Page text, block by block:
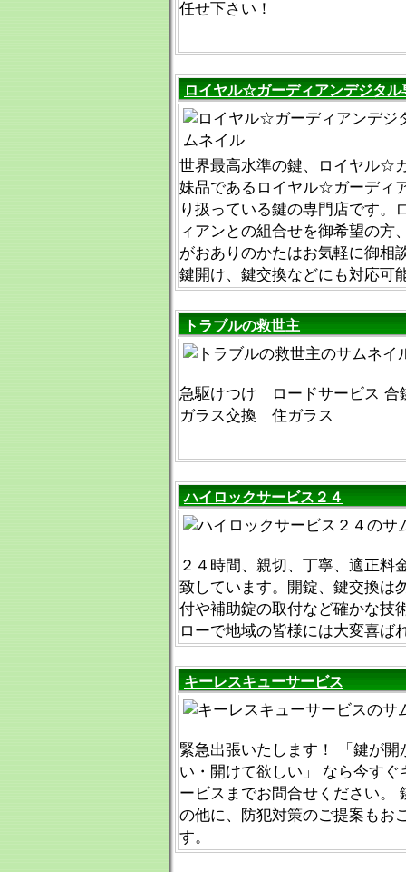
任せ下さい！
ロイヤル☆ガーディアンデジタル
世界最高水準の鍵、ロイヤル☆
妹品であるロイヤル☆ガーディ
り扱っている鍵の専門店です
ィアンとの組合せを御希望の方
がおありのかたはお気軽に御相
鍵開け、鍵交換などにも対応可
トラブルの救世主
急駆けつけ ロードサービス
ガラス交換 住ガラス
ハイロックサービス２４
２４時間、親切、丁寧、適正料
致しています。開錠、鍵交換は
付や補助錠の取付など確かな技
ローで地域の皆様には大変喜ば
キーレスキューサービス
緊急出張いたします！ 「鍵が開
い・開けて欲しい」 なら今すぐ
ービスまでお問合せください。
の他に、防犯対策のご提案もお
す。